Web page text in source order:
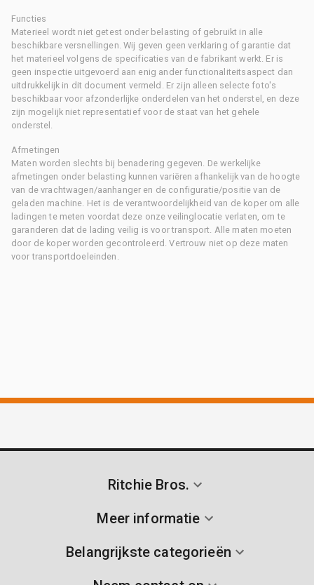
Functies
Materieel wordt niet getest onder belasting of gebruikt in alle
beschikbare versnellingen. Wij geven geen verklaring of garantie dat
het materieel volgens de specificaties van de fabrikant werkt. Er is
geen inspectie uitgevoerd aan enig ander functionaliteitsaspect dan
uitdrukkelijk in dit document vermeld. Er zijn alleen selecte foto's
beschikbaar voor afzonderlijke onderdelen van het onderstel, en deze
zijn mogelijk niet representatief voor de staat van het gehele
onderstel.
Afmetingen
Maten worden slechts bij benadering gegeven. De werkelijke
afmetingen onder belasting kunnen variëren afhankelijk van de hoogte
van de vrachtwagen/aanhanger en de configuratie/positie van de
geladen machine. Het is de verantwoordelijkheid van de koper om alle
ladingen te meten voordat deze onze veilinglocatie verlaten, om te
garanderen dat de lading veilig is voor transport. Alle maten moeten
door de koper worden gecontroleerd. Vertrouw niet op deze maten
voor transportdoeleinden.
Ritchie Bros.
Meer informatie
Belangrijkste categorieën